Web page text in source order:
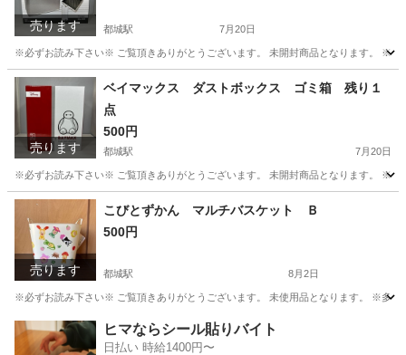
売ります 都城駅 7月20日
※必ずお読み下さい※ ご覧頂きありがとうございます。 未開封商品となります。 ※多
宮崎 都城市 都城駅 アルミ
売ります
ベイマックス ダストボックス ゴミ箱 残り１
点
500円
都城駅 7月20日
※必ずお読み下さい※ ご覧頂きありがとうございます。 未開封商品となります。 ※多
宮崎 都城市 都城駅 インテリア雑貨/小物 ベイマックス
売ります
こびとずかん マルチバスケット Ｂ
500円
都城駅 8月2日
※必ずお読み下さい※ ご覧頂きありがとうございます。 未使用品となります。 ※多数
宮崎 都城市 都城駅 その他 ずかん
ヒマならシール貼りバイト
日払い 時給1400円〜